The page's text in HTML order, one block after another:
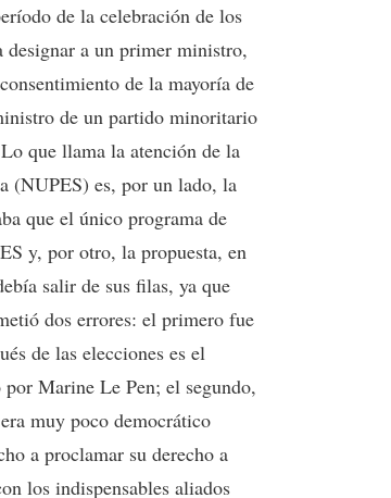
de la celebración de los
a un primer ministro,
de la mayoría de
de un partido minoritario
que llama la atención de la
(NUPES) es, por un lado, la
que el único programa de
y, por otro, la propuesta, en
salir de sus filas, ya que
dos errores: el primero fue
de las elecciones es el
Marine Le Pen; el segundo,
muy poco democrático
a proclamar su derecho a
los indispensables aliados